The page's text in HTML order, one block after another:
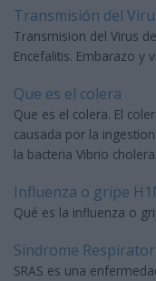
Transmisión del
Transmision del Virus
Encefalitis. Embarazo y
Que es el colera
Que es el colera. El
causada por la
la bacteria Vibrio
Influenza o gripe
Qué es la influenza o
Sindrome
SRAS es una